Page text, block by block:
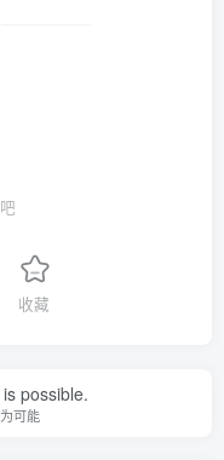
收藏
possible.
可能